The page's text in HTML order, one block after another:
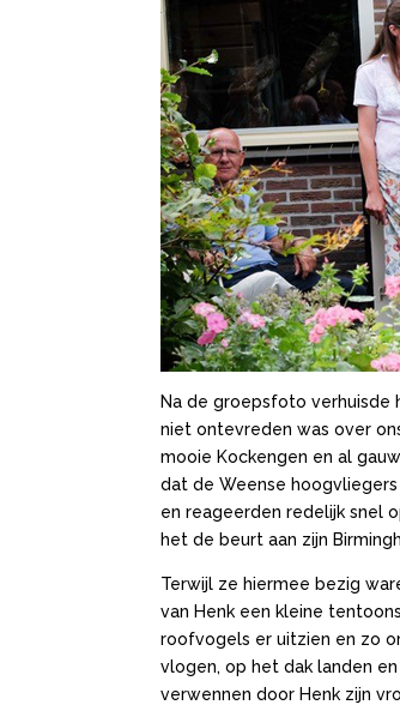
Na de groepsfoto verhuisde
niet ontevreden was over
mooie Kockengen en al
dat de Weense
en reageerden redelijk snel
het de beurt aan zijn
Terwijl ze hiermee bezig
van Henk een kleine
roofvogels er uitzien en zo
vlogen, op het dak landen
verwennen door Henk zijn